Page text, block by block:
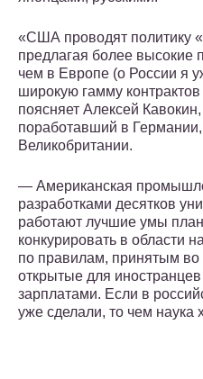
«США проводят политику
предлагая более высокие
чем в Европе (о России я
широкую гамму
поясняет Алексей
поработавший в
Великобритании.
— Американская
разработками десятков
работают лучшие умы
конкурировать в области
по правилам, принятым во
открытые для
зарплатами. Если в
уже сделали, то чем наука